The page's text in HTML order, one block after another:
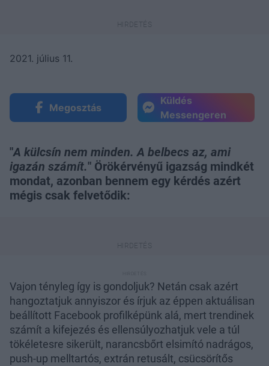
2021. július 11.
Megosztás
Küldés
Messengeren
"A külcsín nem minden. A belbecs az, ami
igazán számít." Örökérvényű igazság mindkét
mondat, azonban bennem egy kérdés azért
mégis csak felvetődik:
Vajon tényleg így is gondoljuk? Netán csak azért
hangoztatjuk annyiszor és írjuk az éppen aktuálisan
beállított Facebook profilképünk alá, mert trendinek
számít a kifejezés és ellensúlyozhatjuk vele a túl
tökéletesre sikerült, narancsbőrt elsimító nadrágos,
push-up melltartós, extrán retusált, csücsörítős